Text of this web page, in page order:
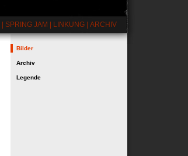
SPRING JAM LINKUNG ARCHIV
Bilder
Archiv
Legende